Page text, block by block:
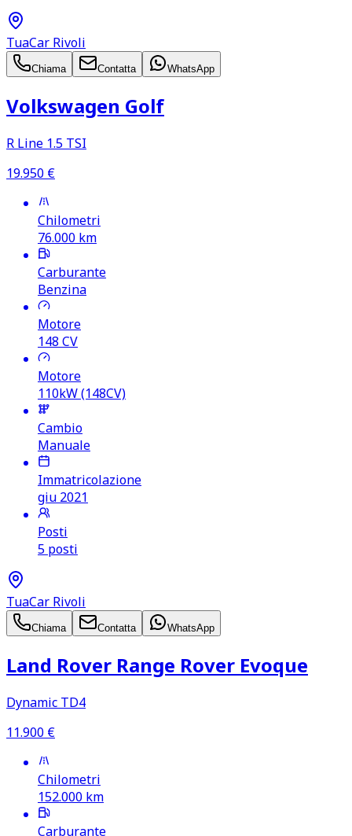
TuaCar Rivoli
Chiama Contatta WhatsApp
Volkswagen Golf
R Line 1.5 TSI
19.950 €
Chilometri
76.000 km
Carburante
Benzina
Motore
148 CV
Motore
110kW (148CV)
Cambio
Manuale
Immatricolazione
giu 2021
Posti
5 posti
TuaCar Rivoli
Chiama Contatta WhatsApp
Land Rover Range Rover Evoque
Dynamic TD4
11.900 €
Chilometri
152.000 km
Carburante